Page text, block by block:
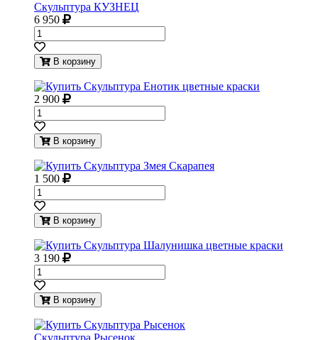
Скульптура КУЗНЕЦ
6 950
В корзину
2 900
В корзину
1 500
В корзину
3 190
В корзину